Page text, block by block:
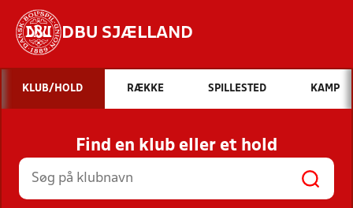
DBU SJÆLLAND
Hvad vil du søge efter?
INDHOLD OG NYHEDER
STILLINGER, RESULTATER, KLUBBER OG
HOLD
KLUB/HOLD RÆKKE SPILLESTED KAMP
Find en klub eller et hold